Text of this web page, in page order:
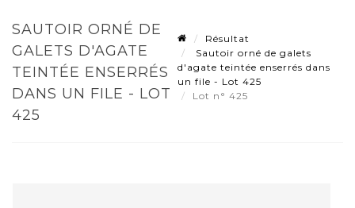
SAUTOIR ORNÉ DE
GALETS D'AGATE
TEINTÉE ENSERRÉS
DANS UN FILE - LOT
425
Résultat
Sautoir orné de galets
d'agate teintée enserrés dans
un file - Lot 425
Lot n° 425